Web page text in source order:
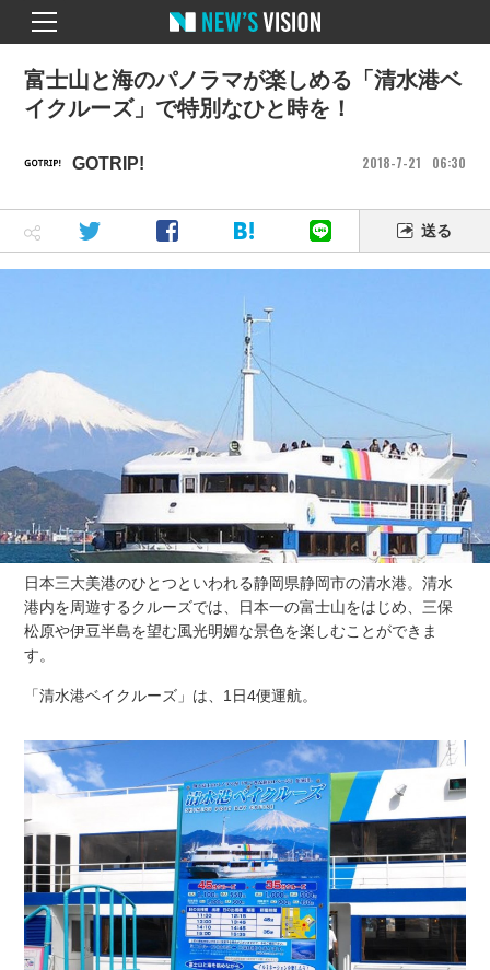
GOTRIP! 2018 7 21 06 30
富士山と海のパノラマが楽しめる「清水港ベ
イクルーズ」で特別なひと時を！
送る
日本三大美港のひとつといわれる静岡県静岡市の清水港。清水
港内を周遊するクルーズでは、日本一の富士山をはじめ、三保
松原や伊豆半島を望む風光明媚な景色を楽しむことができま
す。
「清水港ベイクルーズ」は、1日4便運航。